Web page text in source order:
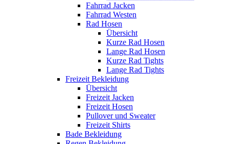
Fahrrad Jacken
Fahrrad Westen
Rad Hosen
Übersicht
Kurze Rad Hosen
Lange Rad Hosen
Kurze Rad Tights
Lange Rad Tights
Freizeit Bekleidung
Übersicht
Freizeit Jacken
Freizeit Hosen
Pullover und Sweater
Freizeit Shirts
Bade Bekleidung